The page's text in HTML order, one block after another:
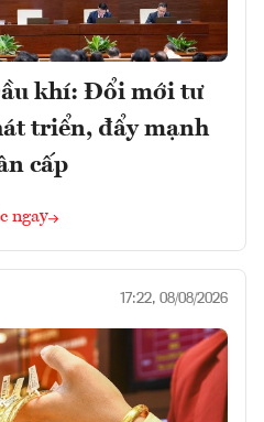
khí: Đổi mới tư
triển, đẩy mạnh
cấp
ngay
17:22, 08/08/2026